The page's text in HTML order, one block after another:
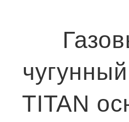
TITAN